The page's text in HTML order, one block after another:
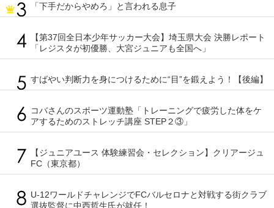
「下手だからやめろ」と言われる息子
【第37回全日本少年サッカー大会】埼玉県大会 決勝レポート
「レジスタが初優勝、大宮ジュニアも全国へ」
すばやい判断力を身につけるために“目”を鍛えよう！【後編】
コバさんのスポーツ運動塾「トレーニングで疲労した体をケ
アするためのストレッチ講座 STEP２③」
【ジュニアユース 体験練習会・セレクション】クリアージュ
FC（東京都）
U-12ワールドチャレンジでFCバルセロナと対戦する街クラブ
選抜監督に中西哲生氏が就任！